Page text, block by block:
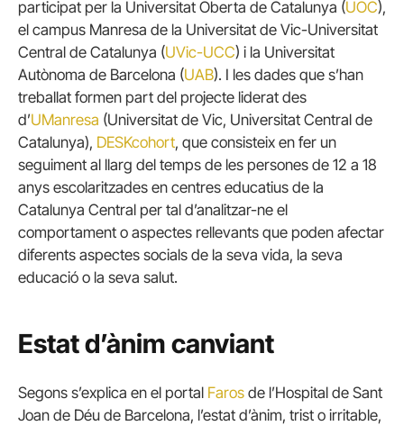
participat per la Universitat Oberta de Catalunya (UOC),
el campus Manresa de la Universitat de Vic-Universitat
Central de Catalunya (UVic-UCC) i la Universitat
Autònoma de Barcelona (UAB). I les dades que s’han
treballat formen part del projecte liderat des
d’UManresa (Universitat de Vic, Universitat Central de
Catalunya), DESKcohort, que consisteix en fer un
seguiment al llarg del temps de les persones de 12 a 18
anys escolaritzades en centres educatius de la
Catalunya Central per tal d’analitzar-ne el
comportament o aspectes rellevants que poden afectar
diferents aspectes socials de la seva vida, la seva
educació o la seva salut.
Estat d’ànim canviant
Segons s’explica en el portal Faros de l’Hospital de Sant
Joan de Déu de Barcelona, l’estat d’ànim, trist o irritable,